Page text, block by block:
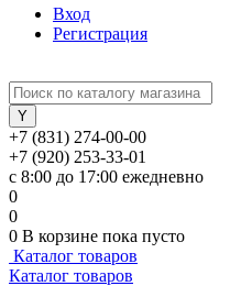
Вход
Регистрация
+7 (831) 274-00-00
+7 (920) 253-33-01
с 8:00 до 17:00 ежедневно
0
0
0 В корзине пока пусто
Каталог товаров
Каталог товаров